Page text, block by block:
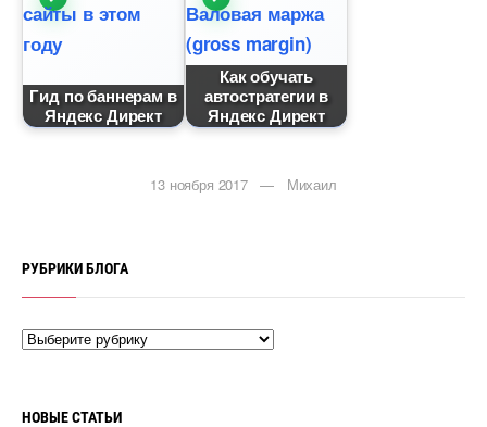
Гид по баннерам
Яндекс Директ
Как обучать
автостратегии
Яндекс Директ
13 ноября 2017 — Михаил
РУБРИКИ БЛОГА
НОВЫЕ СТАТЬИ